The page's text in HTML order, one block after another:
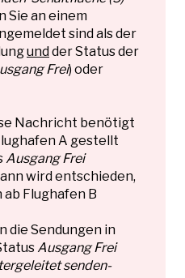
Sie an einem
sind als der
undder Status der
Frei) oder
Nachricht benötigt
A gestellt
Ausgang Frei
wird entschieden,
ab Flughafen B
die Sendungen in
Ausgang Frei
senden-